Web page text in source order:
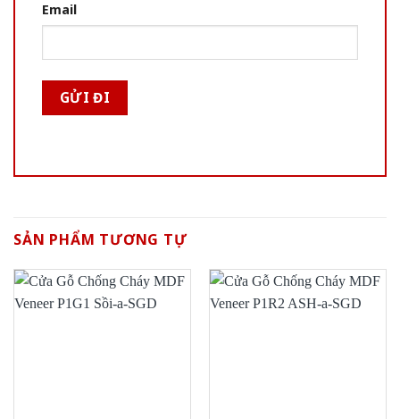
Email
SẢN PHẨM TƯƠNG TỰ